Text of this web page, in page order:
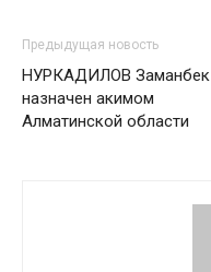
Предыдущая новость
НУРКАДИЛОВ Заманбек
назначен акимом
Алматинской области